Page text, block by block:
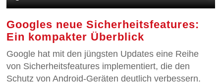
Googles neue Sicherheitsfeatures:
Ein kompakter Überblick
Google hat mit den jüngsten Updates eine Reihe
von Sicherheitsfeatures implementiert, die den
Schutz von Android-Geräten deutlich verbessern.